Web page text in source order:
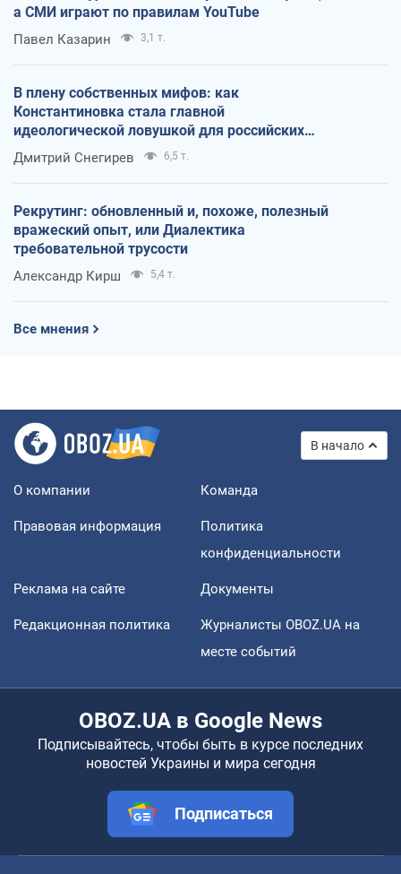
а СМИ играют по правилам YouTube
Павел Казарин 3,1 т.
В плену собственных мифов: как
Константиновка стала главной
идеологической ловушкой для российских
оккупантов
Дмитрий Снегирев 6,5 т.
Рекрутинг: обновленный и, похоже, полезный
вражеский опыт, или Диалектика
требовательной трусости
Александр Кирш 5,4 т.
Все мнения
В начало
О компании Команда
Правовая информация
Политика
конфиденциальности
Реклама на сайте Документы
Редакционная политика
Журналисты OBOZ.UA на
месте событий
OBOZ.UA в Google News
Подписывайтесь, чтобы быть в курсе последних
новостей Украины и мира сегодня
Подписаться